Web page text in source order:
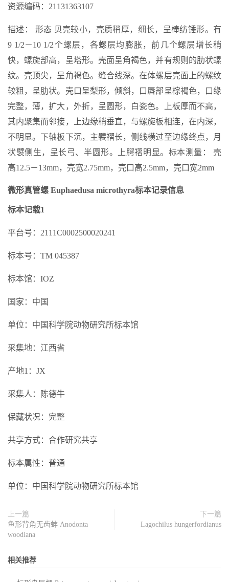
资源编码：21131363107
描述： 形态 贝壳较小，壳质稍厚，细长，呈棒纺锤形。有
9 1/2－10 1/2个螺层，各螺层均膨胀，前几个螺层增长稍
快，螺旋部高，呈塔形。壳面呈角褐色，并有规则的肋状螺
纹。壳顶尖，呈角褐色。缝合线深。在体螺层壳面上的螺纹
较粗，呈肋状。壳口呈梨形，倾斜，口唇部呈棕褐色，口缘
完整，薄，扩大，外折，呈圆形，白瓷色。上板厚而不高，
其内聚集而邻接，上边缘稍垂直，与螺旋板相连，在内深，
不明显。下轴板下沉，主襞褶长，侧线横过至边缘终点，月
状襞侧生，呈长弓、半圆形。上腭褶明显。标本测量： 壳
高12.5－13mm，壳宽2.75mm，壳口高2.5mm，壳口宽2mm
微形真管螺 Euphaedusa microthyra标本记录信息
标本记载1
平台号：2111C0002500020241
标本号：TM 045387
标本馆：IOZ
国家：中国
单位：中国科学院动物研究所标本馆
采集地：江西省
产地1：JX
采集人：陈德牛
保藏状况：完整
共享方式：合作研究共享
标本属性：普通
单位：中国科学院动物研究所标本馆
上一篇
鱼形背角无齿蚌 Anodonta
woodiana
下一篇
Lagochilus hungerfordianus
相关推荐